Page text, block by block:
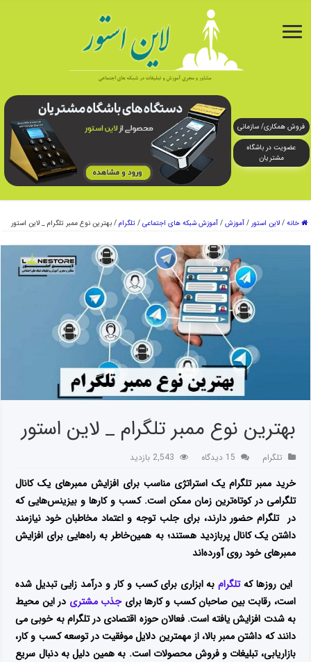
فروش همکاری/ سازمانی
عضویت در باشگاه
مشتریان
خانه / لاین استور / آموزش / آموزش شبکه های اجتماعی / تلگرام / بهترین نوع ممبر تلگرام _ لاین استور
بهترین نوع ممبر تلگرام _ لاین استور
تلگرام 15 دیدگاه 2,543 بازدید
خرید ممبر تلگرام یک استراتژی مناسب برای افزایش ممبرهای یک کانال
تلگرامی در کوتاه‌ترین زمان ممکن است. کسب و کارها و بیزینس‌هایی که
در تلگرام حضور دارند، برای جلب توجه و اعتماد مخاطبان خود نیازمند
داشتن یک کانال پربازدید هستند؛ به همین‌خاطر به راه‌هایی برای افزایش
ممبرهای خود روی آورده‌اند
این روزها کهتلگرام به ابزاری برای کسب و کار و درآمد زایی تبدیل شده
است، رقابت بین صاحبان کسب و کارها برایجذب مشتری در این محیط
به شدت افزایش یافته است. فعالان حوزه اقتصادی در تلگرام به خوبی می
دانند که داشتن ممبر بالا، از مهمترین دلایل موفقیت در توسعه کسب و کار،
بازاریابی، تبلیغات و فروش محصولات است. به همین دلیل به دنبال سریع